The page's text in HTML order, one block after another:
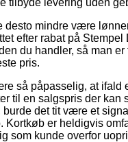
desto mindre være
efter rabat på Stempel
du handler, så man er
pris.
så påpasselig, at ifald
til en salgspris der kan
burde det tit være et
Kortkøb er heldigvis
som kunde overfor